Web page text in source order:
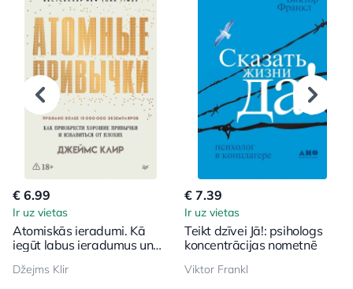
€ 6.99
Ir uz vietas
Atomiskās ieradumi. Kā
iegūt labus ieradumus un
Džejms Klir
€ 7.39
Ir uz vietas
Teikt dzīvei Jā!: psihologs
koncentrācijas nometnē
Viktor Frankl